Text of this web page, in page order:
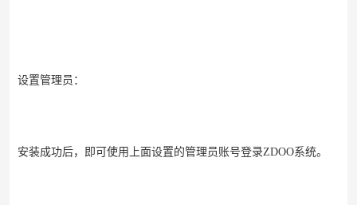
设置管理员：
安装成功后，即可使用上面设置的管理员账号登录ZDOO系统。